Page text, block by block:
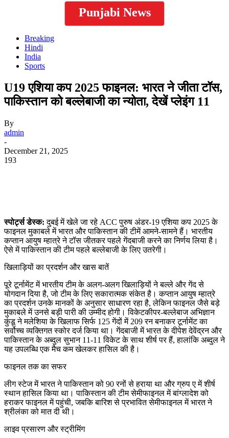
Punjabi News
Breaking
Hindi
India
Sports
U19 एशिया कप 2025 फाइनल: भारत ने जीता टॉस,
पाकिस्तान को बल्लेबाजी का न्योता, देखें प्लेइंग 11
By
admin
-
December 21, 2025
193
स्पोर्ट्स डेस्क: दुबई में खेले जा रहे ACC पुरुष अंडर-19 एशिया कप 2025 के
फाइनल मुकाबले में भारत और पाकिस्तान की टीमें आमने-सामने हैं। भारतीय
कप्तान आयुष म्हात्रे ने टॉस जीतकर पहले गेंदबाजी करने का निर्णय लिया है।
ऐसे में पाकिस्तान की टीम पहले बल्लेबाजी के लिए उतरेगी।
खिलाड़ियों का प्रदर्शन और खास बातें
पूरे टूर्नामेंट में भारतीय टीम के अलग-अलग खिलाड़ियों ने बल्ले और गेंद से
योगदान दिया है, जो टीम के लिए सकारात्मक संकेत है। कप्तान आयुष म्हात्रे
का प्रदर्शन उनके मानकों के अनुसार साधारण रहा है, लेकिन फाइनल जैसे बड़े
मुकाबले में उनसे बड़ी पारी की उम्मीद होगी। विकेटकीपर-बल्लेबाज अभिज्ञान
कुंडू ने मलेशिया के खिलाफ सिर्फ 125 गेंदों में 209 रन बनाकर टूर्नामेंट का
सर्वोच्च व्यक्तिगत स्कोर दर्ज किया था। गेंदबाजी में भारत के दीपेश देवेंद्रन और
पाकिस्तान के अब्दुल सुभान 11-11 विकेट के साथ शीर्ष पर हैं, हालांकि अब्दुल ने
यह उपलब्धि एक मैच कम खेलकर हासिल की है।
फाइनल तक का सफर
लीग स्टेज में भारत ने पाकिस्तान को 90 रनों से हराया था और ग्रुप ए में शीर्ष
स्थान हासिल किया था। पाकिस्तान की टीम सेमीफाइनल में बांग्लादेश को
हराकर फाइनल में पहुंची, जबकि बारिश से प्रभावित सेमीफाइनल में भारत ने
श्रीलंका को मात दी थी।
लाइव प्रसारण और स्ट्रीमिंग